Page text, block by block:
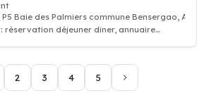
Baie des Palmiers commune Bensergao,
réservation déjeuner dîner, annuaire
2 3 4 5